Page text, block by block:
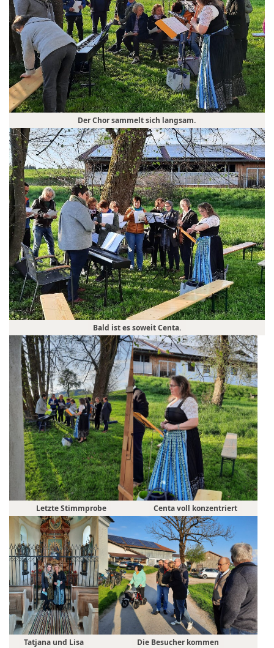
Der Chor sammelt sich langsam.
Bald ist es soweit Centa.
Letzte Stimmprobe Centa voll konzentriert
Tatjana und Lisa Die Besucher kommen